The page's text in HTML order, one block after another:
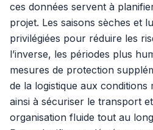
ces données servent à
projet. Les saisons sèches et
privilégiées pour réduire les
l’inverse, les périodes plus
mesures de protection
de la logistique aux
ainsi à sécuriser le transport
organisation fluide tout au